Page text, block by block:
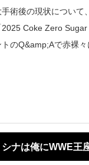
術後の現状について
2025 Coke Zero Sugar
のQ&amp;Aで赤裸々
ナは俺にWWE王